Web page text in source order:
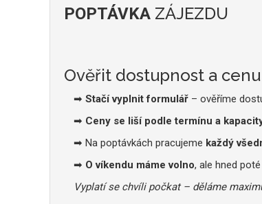
POPTÁVKA ZÁJEZDU
Ověřit dostupnost a cenu
➡ Stačí vyplnit formulář – ověříme
➡ Ceny se liší podle termínu a
➡ Na poptávkách pracujeme každý
➡ O víkendu máme volno, ale hned
Vyplatí se chvíli počkat – děláme